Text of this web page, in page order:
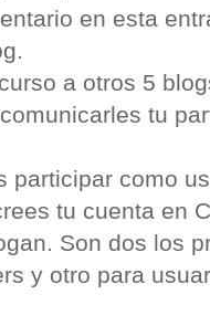
en esta
a otros 5
tu
participar como
tu cuenta en
Son dos los
y otro para